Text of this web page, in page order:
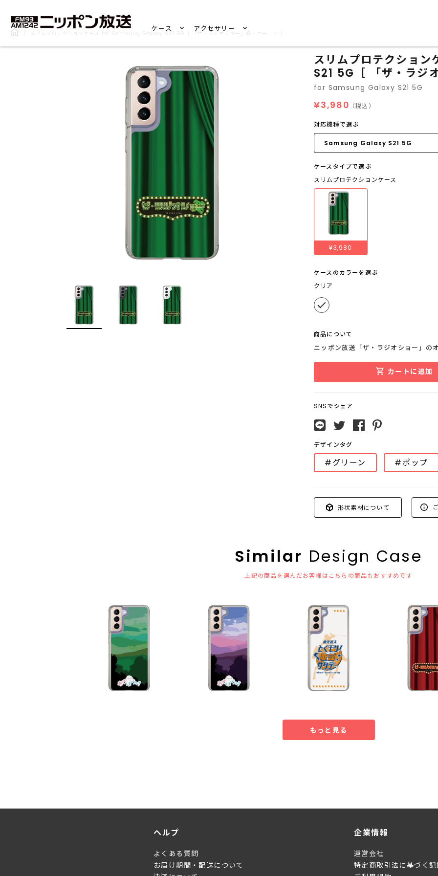
ケース アクセサリー
スリムプロテクションケース for Samsung Galaxy S21 5G［ 「ザ・ラジオショー」緑・カーテン ］
スリムプロテクショ
S21 5G［ 「ザ・ラジ
for Samsung Galaxy S21 5G
¥3,980 （税込）
対応機種で選ぶ
ケースタイプで選ぶ
スリムプロテクションケース
¥3,980
ケースのカラーを選ぶ
クリア
商品について
ニッポン放送「ザ・ラジオショー」の
カートに追加
SNSでシェア
デザインタグ
#グリーン #ポップ
形状素材について
Similar Design Case
上記の商品を選んだお客様はこちらの商品もおすすめです
もっと見る
ヘルプ
よくある質問
お届け期間・配送について
企業情報
運営会社
特定商取引法に基づく記